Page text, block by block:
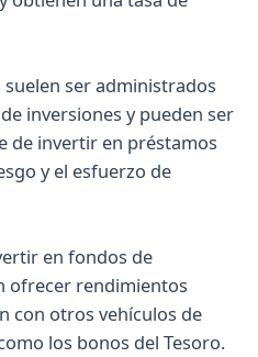
ser administrados
inversiones y pueden ser
de invertir en préstamos
y el esfuerzo de
en fondos de
ofrecer rendimientos
con otros vehículos de
los bonos del Tesoro.